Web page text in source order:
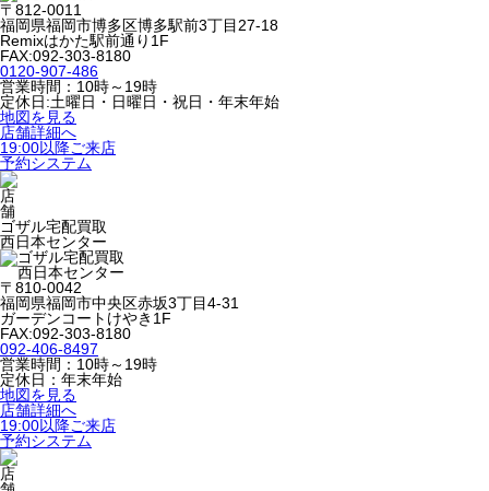
〒812-0011
福岡県福岡市博多区博多駅前3丁目27-18
Remixはかた駅前通り1F
FAX:092-303-8180
0120-907-486
営業時間：10時～19時
定休日:土曜日・日曜日・祝日・年末年始
地図を見る
店舗詳細へ
19:00以降ご来店
予約システム
ゴザル宅配買取
西日本センター
〒810-0042
福岡県福岡市中央区赤坂3丁目4-31
ガーデンコートけやき1F
FAX:092-303-8180
092-406-8497
営業時間：10時～19時
定休日：年末年始
地図を見る
店舗詳細へ
19:00以降ご来店
予約システム